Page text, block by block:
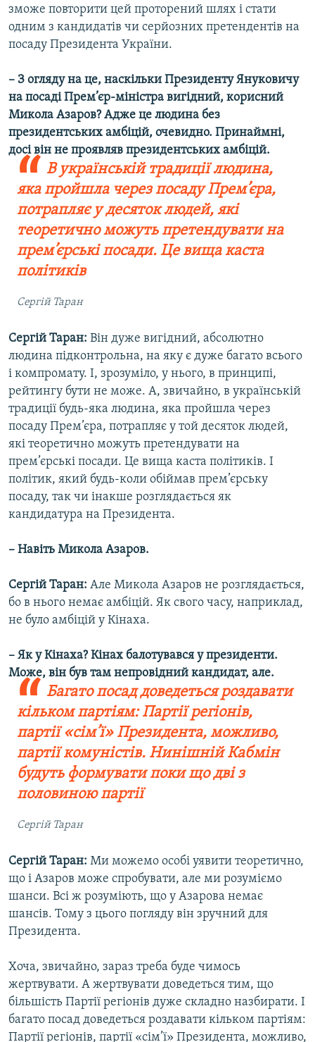
зможе повторити цей проторений шлях і стати
одним з кандидатів чи серйозних претендентів на
посаду Президента України.
– З огляду на це, наскільки Президенту Януковичу
на посаді Прем’єр-міністра вигідний, корисний
Микола Азаров? Адже це людина без
президентських амбіцій, очевидно. Принаймні,
досі він не проявляв президентських амбіцій.
В українській традиції людина,
яка пройшла через посаду Прем’єра,
потрапляє у десяток людей, які
теоретично можуть претендувати на
прем’єрські посади. Це вища каста
політиків
Сергій Таран
Сергій Таран: Він дуже вигідний, абсолютно
людина підконтрольна, на яку є дуже багато всього
і компромату. І, зрозуміло, у нього, в принципі,
рейтингу бути не може. А, звичайно, в українській
традиції будь-яка людина, яка пройшла через
посаду Прем’єра, потрапляє у той десяток людей,
які теоретично можуть претендувати на
прем’єрські посади. Це вища каста політиків. І
політик, який будь-коли обіймав прем’єрську
посаду, так чи інакше розглядається як
кандидатура на Президента.
– Навіть Микола Азаров.
Сергій Таран: Але Микола Азаров не розглядається,
бо в нього немає амбіцій. Як свого часу, наприклад,
не було амбіцій у Кінаха.
– Як у Кінаха? Кінах балотувався у президенти.
Може, він був там непровідний кандидат, але.
Багато посад доведеться роздавати
кільком партіям: Партії регіонів,
партії «сім’ї» Президента, можливо,
партії комуністів. Нинішній Кабмін
будуть формувати поки що дві з
половиною партії
Сергій Таран
Сергій Таран: Ми можемо особі уявити теоретично,
що і Азаров може спробувати, але ми розуміємо
шанси. Всі ж розуміють, що у Азарова немає
шансів. Тому з цього погляду він зручний для
Президента.
Хоча, звичайно, зараз треба буде чимось
жертвувати. А жертвувати доведеться тим, що
більшість Партії регіонів дуже складно назбирати. І
багато посад доведеться роздавати кільком партіям:
Партії регіонів, партії «сім’ї» Президента, можливо,